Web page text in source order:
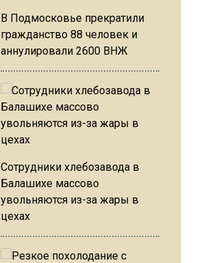
В Подмосковье прекратили
гражданство 88 человек и
аннулировали 2600 ВНЖ
Сотрудники хлебозавода в
Балашихе массово
увольняются из-за жары в
цехах